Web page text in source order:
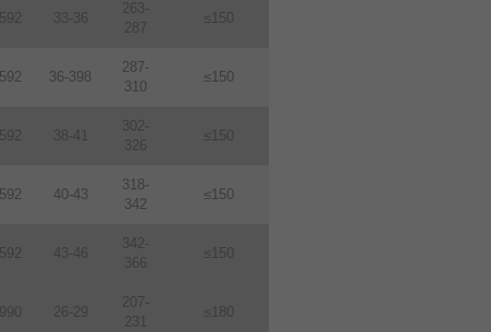
33-36
263-
287
≤150
36-398
287-
310
≤150
38-41
302-
326
≤150
40-43
318-
342
≤150
43-46
342-
366
≤150
26-29
207-
231
≤180